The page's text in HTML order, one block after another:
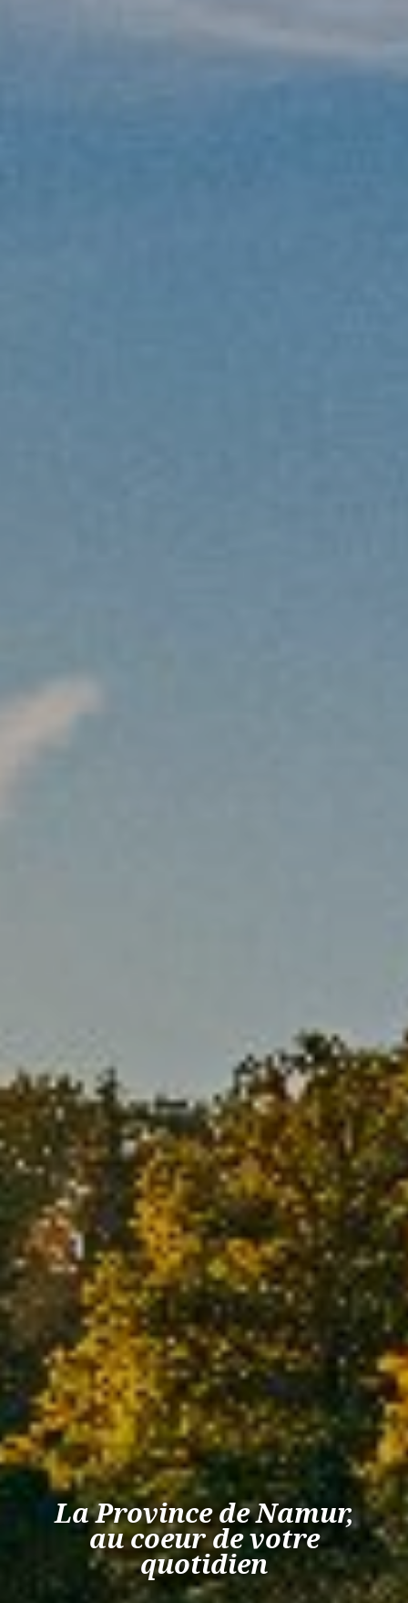
La Province de Namur,
au coeur de votre
quotidien